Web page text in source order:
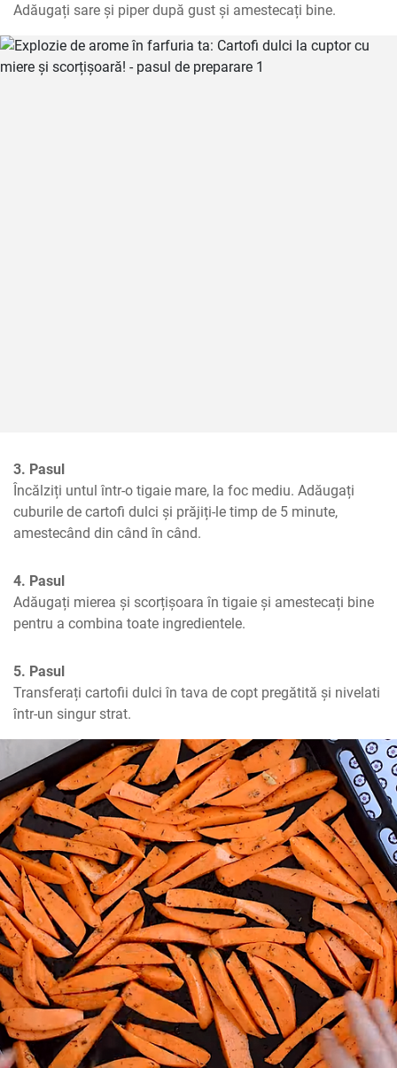
Adăugați sare și piper după gust și amestecați bine.
3. Pasul
Încălziți untul într-o tigaie mare, la foc mediu. Adăugați
cuburile de cartofi dulci și prăjiți-le timp de 5 minute,
amestecând din când în când.
4. Pasul
Adăugați mierea și scorțișoara în tigaie și amestecați bine
pentru a combina toate ingredientele.
5. Pasul
Transferați cartofii dulci în tava de copt pregătită și nivelati
într-un singur strat.